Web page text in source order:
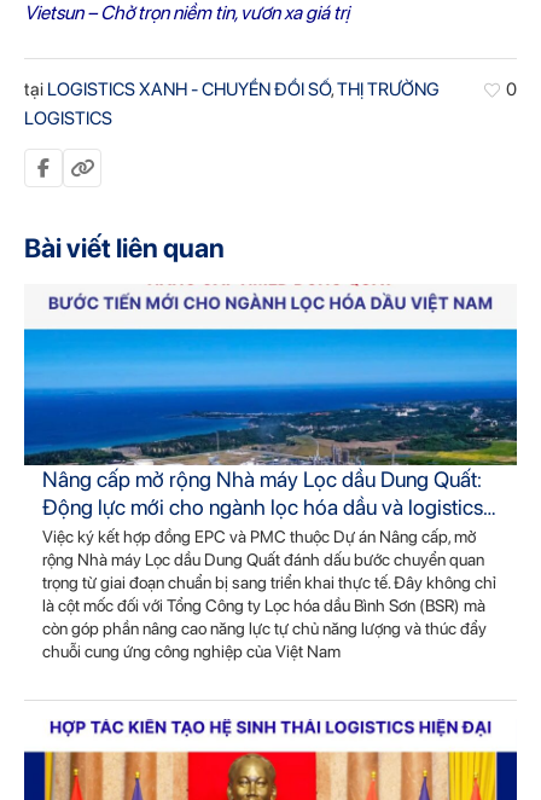
Vietsun – Chở trọn niềm tin, vươn xa giá trị
0
tại LOGISTICS XANH - CHUYỂN ĐỔI SỐ,THỊ TRƯỜNG
LOGISTICS
Bài viết liên quan
Nâng cấp mở rộng Nhà máy Lọc dầu Dung Quất:
Động lực mới cho ngành lọc hóa dầu và logistics
Việt Nam
Việc ký kết hợp đồng EPC và PMC thuộc Dự án Nâng cấp, mở
rộng Nhà máy Lọc dầu Dung Quất đánh dấu bước chuyển quan
trọng từ giai đoạn chuẩn bị sang triển khai thực tế. Đây không chỉ
là cột mốc đối với Tổng Công ty Lọc hóa dầu Bình Sơn (BSR) mà
còn góp phần nâng cao năng lực tự chủ năng lượng và thúc đẩy
chuỗi cung ứng công nghiệp của Việt Nam